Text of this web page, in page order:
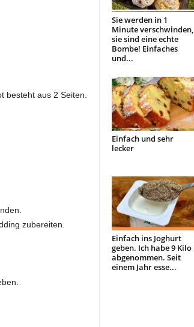
besteht aus 2 Seiten.
zubereiten.
Sie werden in 1
Minute verschwinden,
sie sind eine echte
Bombe! Einfaches
und...
Einfach und sehr
lecker
Einfach ins Joghurt
geben. Ich habe 9 Kilo
abgenommen. Seit
einem Jahr esse...